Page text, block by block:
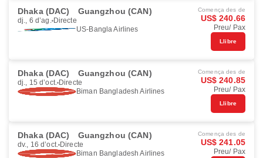
Dhaka (DAC) Guangzhou (CAN)
dj., 6 d’ag. Directe
US-Bangla Airlines
Comença des de
US$ 240.66
Preu/ Pax
Llibre
Dhaka (DAC) Guangzhou (CAN)
dj., 15 d’oct. Directe
Biman Bangladesh Airlines
Comença des de
US$ 240.85
Preu/ Pax
Llibre
Dhaka (DAC) Guangzhou (CAN)
dv., 16 d’oct. Directe
Biman Bangladesh Airlines
Comença des de
US$ 241.05
Preu/ Pax